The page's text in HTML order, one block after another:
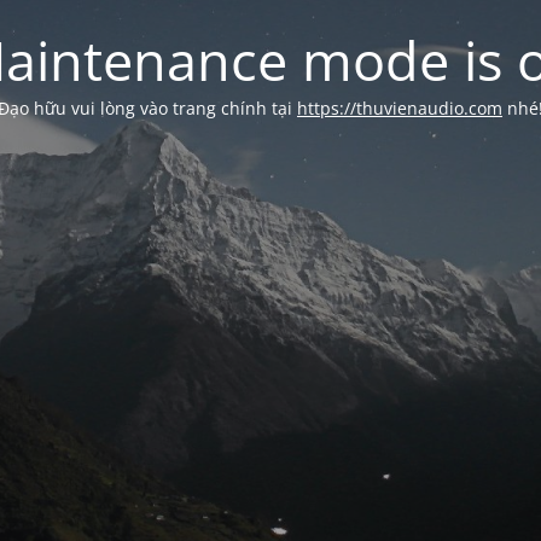
mode is
hữu vui lòng vào trang chính tại https://thuvienaudio.com